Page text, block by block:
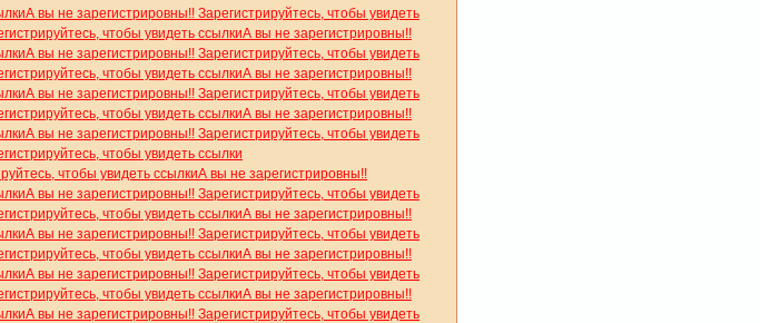
А вы не зарегистрировны!! Зарегистрируйтесь, чтобы увидеть
чтобы увидеть ссылкиА вы не зарегистрировны!!
А вы не зарегистрировны!! Зарегистрируйтесь, чтобы увидеть
чтобы увидеть ссылкиА вы не зарегистрировны!!
А вы не зарегистрировны!! Зарегистрируйтесь, чтобы увидеть
чтобы увидеть ссылкиА вы не зарегистрировны!!
А вы не зарегистрировны!! Зарегистрируйтесь, чтобы увидеть
чтобы увидеть ссылки
чтобы увидеть ссылкиА вы не зарегистрировны!!
А вы не зарегистрировны!! Зарегистрируйтесь, чтобы увидеть
чтобы увидеть ссылкиА вы не зарегистрировны!!
А вы не зарегистрировны!! Зарегистрируйтесь, чтобы увидеть
чтобы увидеть ссылкиА вы не зарегистрировны!!
А вы не зарегистрировны!! Зарегистрируйтесь, чтобы увидеть
чтобы увидеть ссылкиА вы не зарегистрировны!!
А вы не зарегистрировны!! Зарегистрируйтесь, чтобы увидеть